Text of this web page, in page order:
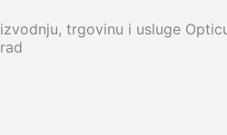
trgovinu i usluge